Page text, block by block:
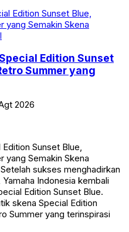
Edition Sunset
Summer yang
2026
Sunset Blue,
yang Semakin Skena
sukses menghadirkan
Indonesia kembali
Edition Sunset Blue.
skena Special Edition
Summer yang terinspirasi